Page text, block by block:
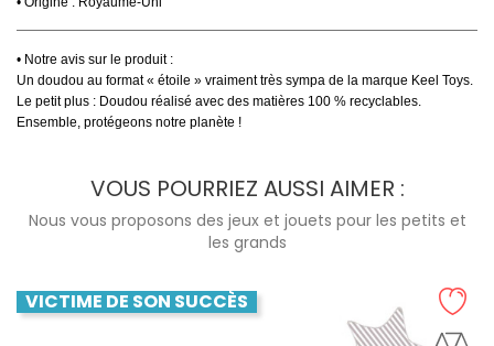
• Notre avis sur le produit :
Un doudou au format « étoile » vraiment très sympa de la marque Keel Toys.
Le petit plus : Doudou réalisé avec des matières 100 % recyclables.
Ensemble, protégeons notre planète !
VOUS POURRIEZ AUSSI AIMER :
Nous vous proposons des jeux et jouets pour les petits et
les grands
VICTIME DE SON SUCCÈS